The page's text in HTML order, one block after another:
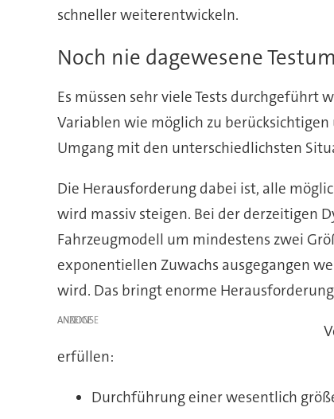
schneller weiterentwickeln.
Noch nie dagewesene
Es müssen sehr viele Tests durchgeführt
Variablen wie möglich zu
Umgang mit den unterschiedlichsten
Die Herausforderung dabei ist, alle
wird massiv steigen. Bei der derzeitigen
Fahrzeugmodell um mindestens zwei
exponentiellen Zuwachs ausgegangen
wird. Das bringt enorme
ANZEIGE
erfüllen:
Durchführung einer wesentlich